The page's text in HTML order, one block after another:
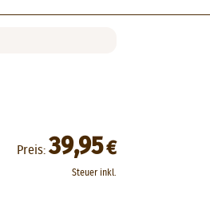
Preis: 39,95€
Steuer inkl.